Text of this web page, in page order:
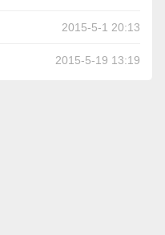
2015-5-1 20:13
2015-5-19 13:19